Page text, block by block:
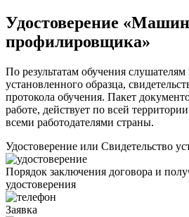
Удостоверение
профилировщика»
По результатам обучения
установленного образца,
протокола обучения. Пакет
работе, действует по всей
всеми работодателями страны.
Удостоверение или Свидетельство
Порядок заключения договора и
удостоверения
Заявка